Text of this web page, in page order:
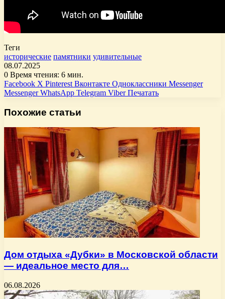
Теги
исторические памятники удивительные
08.07.2025
0 Время чтения: 6 мин.
Facebook X Pinterest Вконтакте Одноклассники Messenger
Messenger WhatsApp Telegram Viber Печатать
Похожие статьи
Дом отдыха «Дубки» в Московской области
— идеальное место для…
06.08.2026